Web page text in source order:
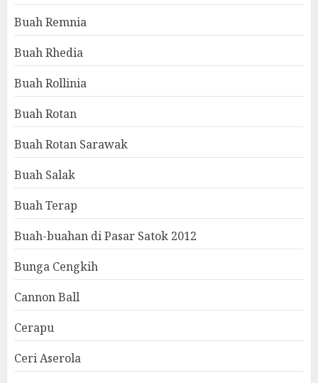
Buah Remnia
Buah Rhedia
Buah Rollinia
Buah Rotan
Buah Rotan Sarawak
Buah Salak
Buah Terap
Buah-buahan di Pasar Satok 2012
Bunga Cengkih
Cannon Ball
Cerapu
Ceri Aserola